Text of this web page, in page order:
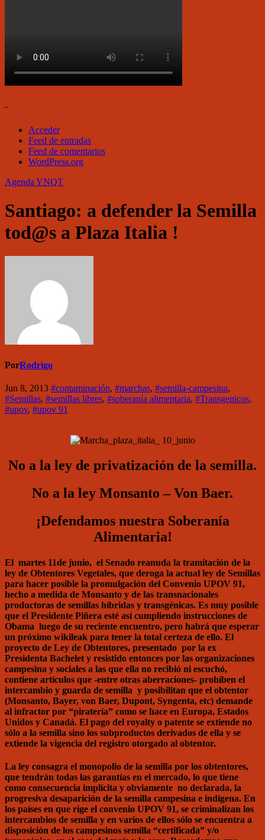
–
Acceder
Feed de entradas
Feed de comentarios
WordPress.org
Agenda YNQT
Santiago: a defender la Semilla
tod@s a Plaza Italia !
PorRodrigo
Jun 8, 2013 #contaminación, #marchas, #semilla-campesina,
#Semillas, #semillas libres, #soberanía alimentaria, #Transgenicos,
#upov, #upov 91
No a la ley de privatización de la semilla.
No a la ley Monsanto – Von Baer.
¡Defendamos nuestra Soberanía
Alimentaria!
El martes 11de junio, el Senado reanuda la tramitación de la
ley de Obtentores Vegetales, que deroga la actual ley de Semillas
para hacer posible la promulgación del Convenio UPOV 91,
hecho a medida de Monsanto y de las transnacionales
productoras de semillas híbridas y transgénicas. Es muy posible
que el Presidente Piñera esté así cumpliendo instrucciones de
Obama luego de su reciente encuentro, pero habrá que esperar
un próximo wikileak para tener la total certeza de ello. El
proyecto de Ley de Obtentores, presentado por la ex
Presidenta Bachelet y resistido entonces por las organizaciones
campesina y sociales a las que ella no recibió ni escuchó,
contiene artículos que -entre otras aberraciones- prohíben el
intercambio y guarda de semilla y posibilitan que el obtentor
(Monsanto, Bayer, von Baer, Dupont, Syngenta, etc) demande
al infractor por “piratería” como se hace en Europa, Estados
Unidos y Canadá. El pago del royalty o patente se extiende no
sólo a la semilla sino los subproductos derivados de ella y se
extiende la vigencia del registro otorgado al obtentor.
La ley consagra el monopolio de la semilla por los obtentores,
que tendrán todas las garantías en el mercado, lo que tiene
como consecuencia implícita y obviamente no declarada, la
progresiva desaparición de la semilla campesina e indígena. En
los países en que rige el convenio UPOV 91, se criminalizan los
intercambios de semilla y en varios de ellos sólo se encuentra a
disposición de los campesinos semilla “certificada” y/o